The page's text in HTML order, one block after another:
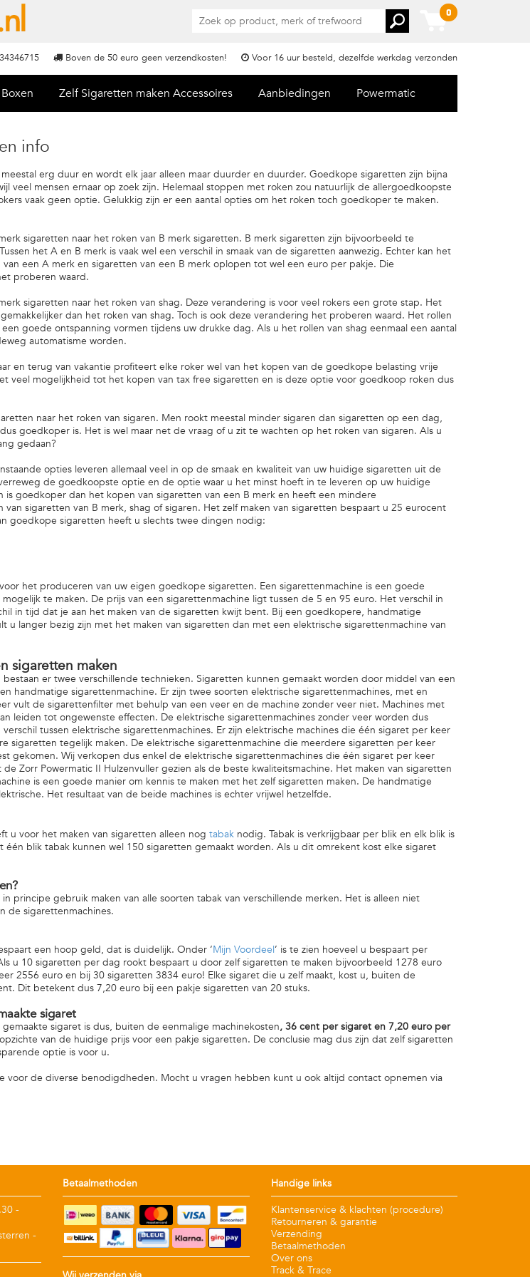
0
Voor 16 uur besteld, dezelfde werkdag verzonden
Boven de 50 euro geen verzendkosten!
Zelf Sigaretten maken Accessoires Aanbiedingen Powermatic
info
erg duur en wordt elk jaar alleen maar duurder en duurder. Goedkope sigaretten zijn bijna
veel mensen ernaar op zoek zijn. Helemaal stoppen met roken zou natuurlijk de allergoedkoopste
vaak geen optie. Gelukkig zijn er een aantal opties om het roken toch goedkoper te maken.
sigaretten naar het roken van B merk sigaretten. B merk sigaretten zijn bijvoorbeeld te
het A en B merk is vaak wel een verschil in smaak van de sigaretten aanwezig. Echter kan het
een A merk en sigaretten van een B merk oplopen tot wel een euro per pakje. Die
proberen waard.
sigaretten naar het roken van shag. Deze verandering is voor veel rokers een grote stap. Het
dan het roken van shag. Toch is ook deze verandering het proberen waard. Het rollen
goede ontspanning vormen tijdens uw drukke dag. Als u het rollen van shag eenmaal een aantal
automatisme worden.
en terug van vakantie profiteert elke roker wel van het kopen van de goedkope belasting vrije
veel mogelijkheid tot het kopen van tax free sigaretten en is deze optie voor goedkoop roken dus
naar het roken van sigaren. Men rookt meestal minder sigaren dan sigaretten op een dag,
goedkoper is. Het is wel maar net de vraag of u zit te wachten op het roken van sigaren. Als u
gedaan?
opties leveren allemaal veel in op de smaak en kwaliteit van uw huidige sigaretten uit de
de goedkoopste optie en de optie waar u het minst hoeft in te leveren op uw huidige
is goedkoper dan het kopen van sigaretten van een B merk en heeft een mindere
van sigaretten van B merk, shag of sigaren. Het zelf maken van sigaretten bespaart u 25 eurocent
goedkope sigaretten heeft u slechts twee dingen nodig:
het produceren van uw eigen goedkope sigaretten. Een sigarettenmachine is een goede
te maken. De prijs van een sigarettenmachine ligt tussen de 5 en 95 euro. Het verschil in
in tijd dat je aan het maken van de sigaretten kwijt bent. Bij een goedkopere, handmatige
u langer bezig zijn met het maken van sigaretten dan met een elektrische sigarettenmachine van
sigaretten maken
bestaan er twee verschillende technieken. Sigaretten kunnen gemaakt worden door middel van een
handmatige sigarettenmachine. Er zijn twee soorten elektrische sigarettenmachines, met en
vult de sigarettenfilter met behulp van een veer en de machine zonder veer niet. Machines met
leiden tot ongewenste effecten. De elektrische sigarettenmachines zonder veer worden dus
tussen elektrische sigarettenmachines. Er zijn elektrische machines die één sigaret per keer
sigaretten tegelijk maken. De elektrische sigarettenmachine die meerdere sigaretten per keer
gekomen. Wij verkopen dus enkel de elektrische sigarettenmachines die één sigaret per keer
Zorr Powermatic II Hulzenvuller gezien als de beste kwaliteitsmachine. Het maken van sigaretten
is een goede manier om kennis te maken met het zelf sigaretten maken. De handmatige
Het resultaat van de beide machines is echter vrijwel hetzelfde.
u voor het maken van sigaretten alleen nog tabaknodig. Tabak is verkrijgbaar per blik en elk blik is
één blik tabak kunnen wel 150 sigaretten gemaakt worden. Als u dit omrekent kost elke sigaret
principe gebruik maken van alle soorten tabak van verschillende merken. Het is alleen niet
de sigarettenmachines.
een hoop geld, dat is duidelijk. Onder ‘Mijn Voordeel’ is te zien hoeveel u bespaart per
u 10 sigaretten per dag rookt bespaart u door zelf sigaretten te maken bijvoorbeeld 1278 euro
2556 euro en bij 30 sigaretten 3834 euro! Elke sigaret die u zelf maakt, kost u, buiten de
Dit betekent dus 7,20 euro bij een pakje sigaretten van 20 stuks.
sigaret
sigaret is dus, buiten de eenmalige machinekosten, 36 cent per sigareten 7,20 euro per
van de huidige prijs voor een pakje sigaretten. De conclusie mag dus zijn dat zelf sigaretten
optie is voor u.
voor de diverse benodigdheden. Mocht u vragen hebben kunt u ook altijd contact opnemen via
-
-
Betaalmethoden
Handige links
Klantenservice & klachten (procedure)
Retourneren & garantie
Verzending
Betaalmethoden
Over ons
Track & Trace